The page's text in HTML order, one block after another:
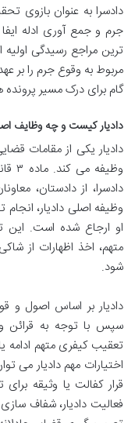
دادسرا به عنوان بازوی
جرم و جمع آوری ادله
ترین مراجع رسیدگی
مربوط به وقوع جرم را بر
گام برای درک مسیر
دادیار کیست و چه وظایف
دادیار یکی از مقامات
دادسرا، از دادستان،
وظیفه اصلی دادیار،
او ارجاع شده است. این
متهم، اخذ اظهارات از
شود.
دادیار بر اساس اصول و
سپس با توجه به قرائن
تعقیب کیفری متهم ادامه
اختیارات مهم دادیار می
قرار کفالت یا وثیقه
فعالیت دادیار، شفاف